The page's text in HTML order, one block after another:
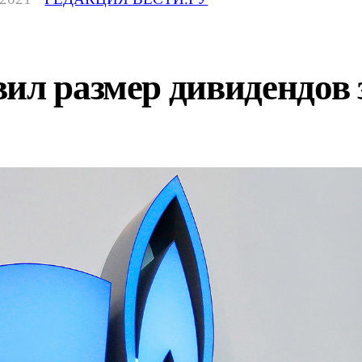
размер дивидендов